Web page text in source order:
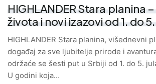
HIGHLANDER Stara planina
života i novi izazovi od 1. do
HIGHLANDER Stara planina, višednevni
događaj za sve ljubitelje prirode i
održaće se šesti put u Srbiji od 1. do 5.
U godini koja…